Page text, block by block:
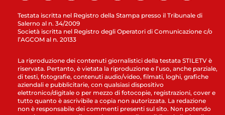
Testata iscritta nel Registro della Stampa presso il Tribunale di
Salerno al n. 34/2009
Società iscritta nel Registro degli Operatori di Comunicazione c/o
l’AGCOM al n. 20133
La riproduzione dei contenuti giornalistici della testata STILETV è
riservata. Pertanto, è vietata la riproduzione e l’uso, anche parziale,
di testi, fotografie, contenuti audio/video, filmati, loghi, grafiche
aziendali e pubblicitarie, con qualsiasi dispositivo
elettronico/digitale o per mezzo di fotocopie, registrazioni, cover e
tutto quanto è ascrivibile a copia non autorizzata. La redazione
non è responsabile dei commenti presenti sul sito. Non potendo